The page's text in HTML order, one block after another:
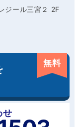
ジール三宮２ 2F
無料
せ